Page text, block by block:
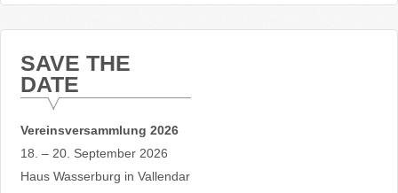
SAVE THE
DATE
Vereinsversammlung 2026
18. – 20. September 2026
Haus Wasserburg in Vallendar